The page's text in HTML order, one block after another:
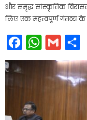
और समृद्ध सांस्कृतिक
लिए एक महत्वपूर्ण गंतव्य
Facebook